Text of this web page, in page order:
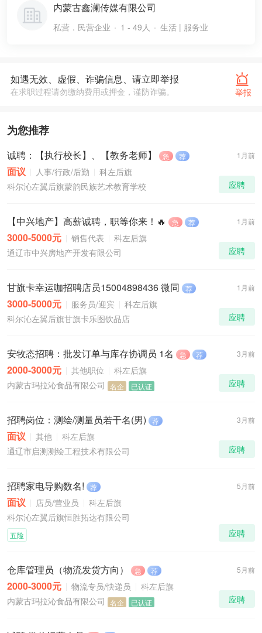
内蒙古鑫澜传媒有限公司
私营．民营企业 1 - 49人 生活 | 服务业
举报
如遇无效、虚假、诈骗信息、请立即举报
在求职过程请勿缴纳费用或押金，谨防诈骗。
为您推荐
1月前
诚聘：【执行校长】、【教务老师】 急 荐
面议 人事/行政/后勤
科左后旗
科尔沁左翼后旗蒙韵民族艺术教育学校
应聘
1月前
【中兴地产】高薪诚聘，职等你来！🔥 急 荐
3000-5000元 销售代表
科左后旗
通辽市中兴房地产开发有限公司
应聘
1月前
甘旗卡幸运咖招聘店员15004898436 微同 荐
3000-5000元 服务员/迎宾
科左后旗
科尔沁左翼后旗甘旗卡乐图饮品店
应聘
3月前
安牧态招聘：批发订单与库存协调员 1名 急 荐
2000-3000元 其他职位
科左后旗
内蒙古玛拉沁食品有限公司 名企 已认证 应聘
3月前
招聘岗位：测绘/测量员若干名(男) 荐
面议 其他
科左后旗
通辽市启测测绘工程技术有限公司
应聘
5月前
招聘家电导购数名! 荐
面议 店员/营业员
科左后旗
科尔沁左翼后旗恒胜拓达有限公司
应聘
五险
5月前
仓库管理员（物流发货方向） 急 荐
2000-3000元 物流专员/快递员
科左后旗
内蒙古玛拉沁食品有限公司 名企 已认证 应聘